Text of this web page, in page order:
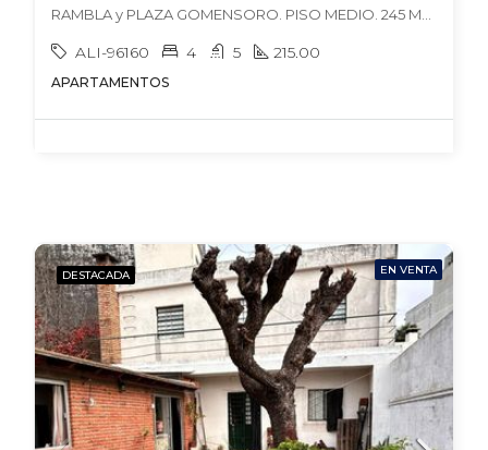
ALI-96160 4 5 215.00
APARTAMENTOS
DESTACADA EN VENTA